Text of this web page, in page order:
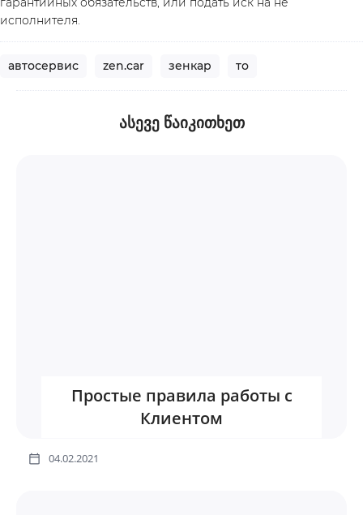
исполнителя.
автосервис zen.car зенкар то
ᲐᲡᲔᲕᲔ ᲬᲐᲘᲙᲘᲗᲮᲔᲗ
Простые правила работы с
Клиентом
04.02.2021